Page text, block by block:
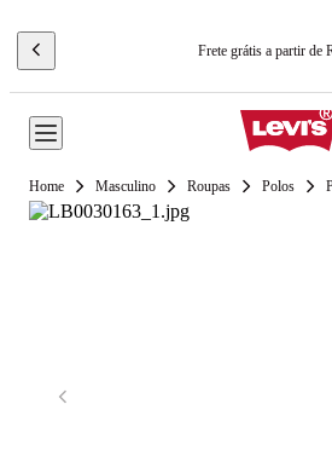
Frete grátis a partir de
Masculino Roupas Polos